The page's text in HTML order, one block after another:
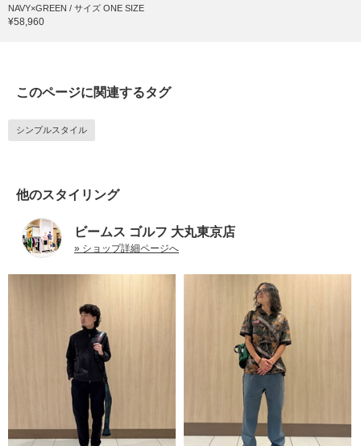
NAVY×GREEN / サイズ ONE SIZE
¥58,960
このページに関連するタグ
シンプルスタイル
他のスタイリング
ビームス ゴルフ 大丸東京店
» ショップ詳細ページへ